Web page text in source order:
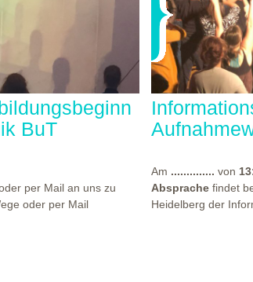
BuT
per Mail an uns zu
oder per Mail
Am .............. von
Absprache findet
Heidelberg der